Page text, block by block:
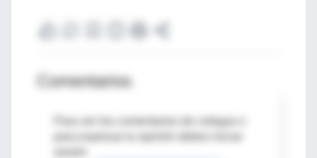
Comentarios
Para ver los comentarios de colegas o